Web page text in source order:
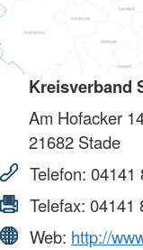
Kreisverband
Am Hofacker
21682 Stade
Telefon: 04141
Telefax: 04141
Web: http://